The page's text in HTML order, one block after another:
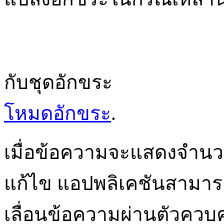
กับชุดอักขระ
โหมดอักขระ.
เมื่อข้อความจะแสดงจำ
แก้ไข แอปพลิเคชันสามา
เลื่อนข้อความผ่านตัวคว